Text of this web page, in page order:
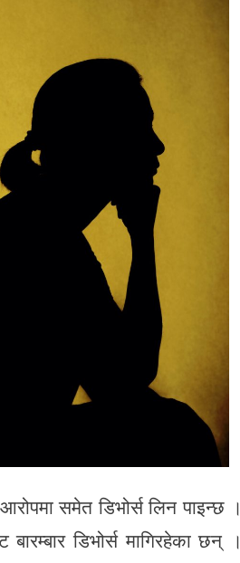
समेत डिभोर्स लिन पाइन्छ ।
डिभोर्स मागिरहेका छन् ।